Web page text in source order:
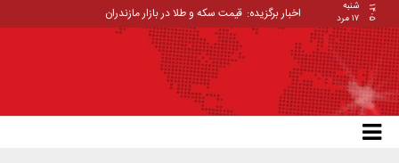
۱۴۰۵
شنبه
۱۷ مرد
اخبار برگزیده: قیمت سکه و طلا در بازار مازندران